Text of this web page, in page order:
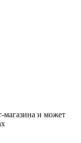
магазина и может